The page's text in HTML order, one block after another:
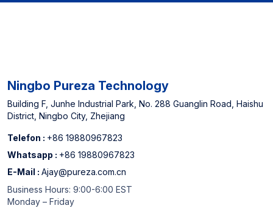
Ningbo Pureza Technology
Building F, Junhe Industrial Park, No. 288 Guanglin Road, Haishu
District, Ningbo City, Zhejiang
Telefon : +86 19880967823
Whatsapp : +86 19880967823
E-Mail : Ajay@pureza.com.cn
Business Hours: 9:00-6:00 EST
Monday – Friday